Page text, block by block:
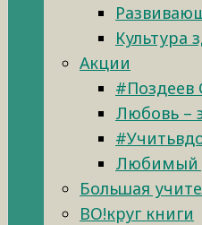
Культура
Акции
#Поздеев
Любовь –
Любимый
Большая
ВО!круг книги